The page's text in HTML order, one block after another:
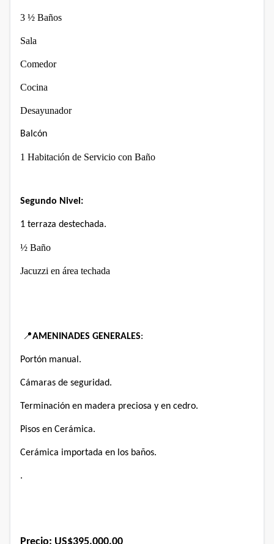
3 ½ Baños
Sala
Comedor
Cocina
Desayunador
Balcón
1 Habitación de Servicio con Baño
Segundo Nivel:
1 terraza destechada.
½ Baño
Jacuzzi en área techada
📍AMENINADES GENERALES:
Portón manual.
Cámaras de seguridad.
Terminación en madera preciosa y en cedro.
Pisos en Cerámica.
Cerámica importada en los baños.
.